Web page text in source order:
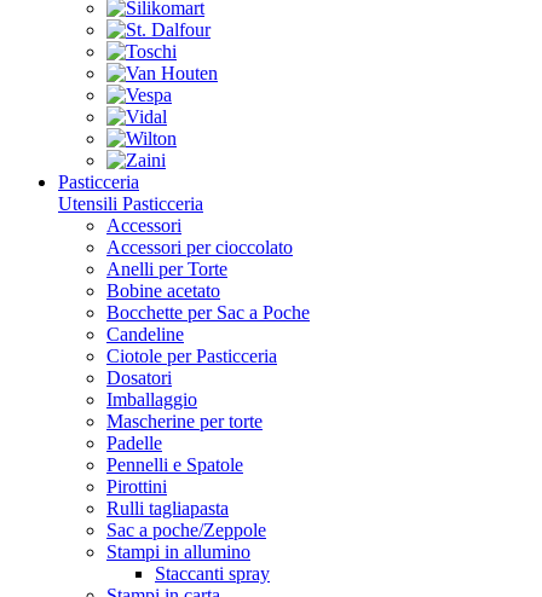
Pasticceria
Utensili Pasticceria
Accessori
Accessori per cioccolato
Anelli per Torte
Bobine acetato
Bocchette per Sac a Poche
Candeline
Ciotole per Pasticceria
Dosatori
Imballaggio
Mascherine per torte
Padelle
Pennelli e Spatole
Pirottini
Rulli tagliapasta
Sac a poche/Zeppole
Stampi in allumino
Staccanti spray